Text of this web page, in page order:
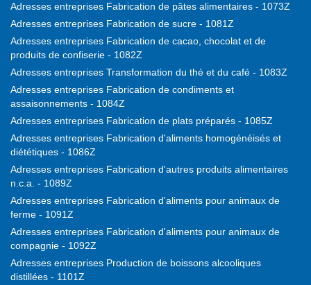
Adresses entreprises Fabrication de pâtes alimentaires - 1073Z
Adresses entreprises Fabrication de sucre - 1081Z
Adresses entreprises Fabrication de cacao, chocolat et de
produits de confiserie - 1082Z
Adresses entreprises Transformation du thé et du café - 1083Z
Adresses entreprises Fabrication de condiments et
assaisonnements - 1084Z
Adresses entreprises Fabrication de plats préparés - 1085Z
Adresses entreprises Fabrication d'aliments homogénéisés et
diététiques - 1086Z
Adresses entreprises Fabrication d'autres produits alimentaires
n.c.a. - 1089Z
Adresses entreprises Fabrication d'aliments pour animaux de
ferme - 1091Z
Adresses entreprises Fabrication d'aliments pour animaux de
compagnie - 1092Z
Adresses entreprises Production de boissons alcooliques
distillées - 1101Z